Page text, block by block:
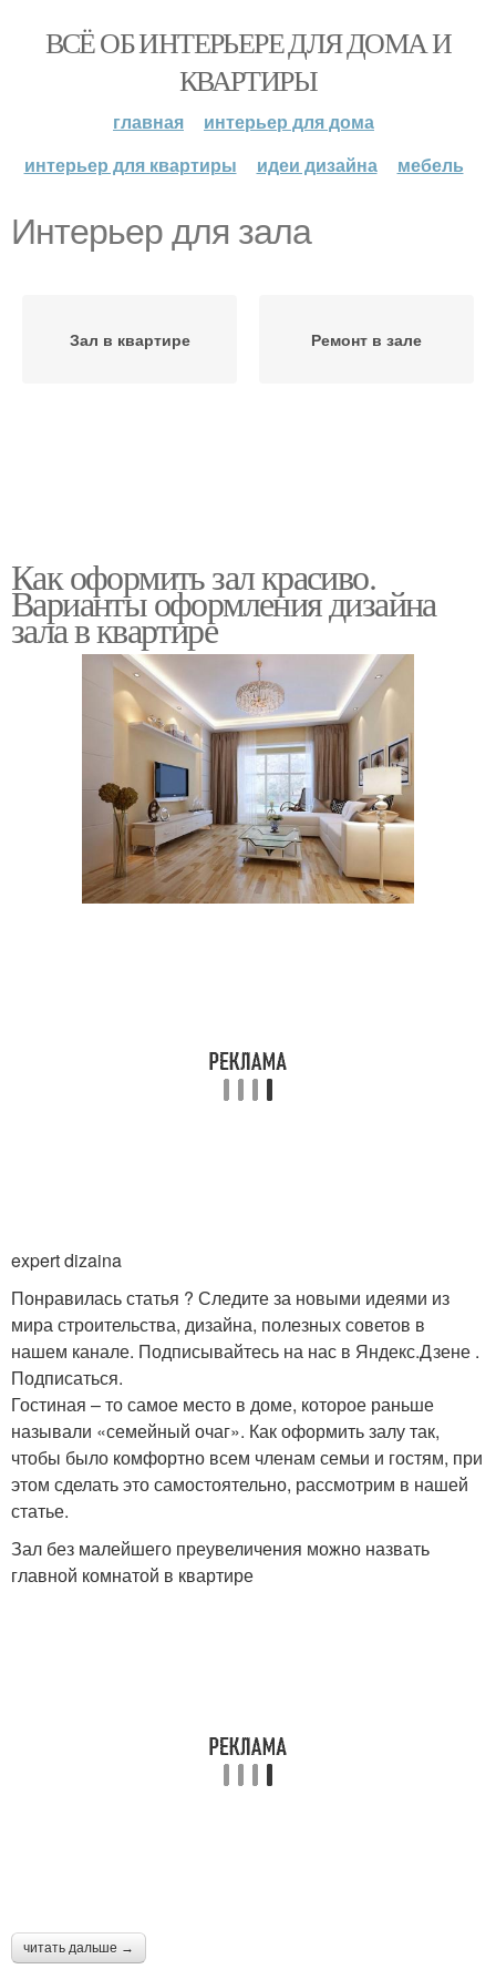
ВСЁ ОБ ИНТЕРЬЕРЕ ДЛЯ ДОМА И
КВАРТИРЫ
главная
интерьер для дома
интерьер для квартиры
идеи дизайна мебель
Интерьер для зала
Зал в квартире Ремонт в зале
Как оформить зал красиво.
Варианты оформления дизайна
зала в квартире
expert dizaina
Понравилась статья ? Следите за новыми идеями из
мира строительства, дизайна, полезных советов в
нашем канале. Подписывайтесь на нас в Яндекс.Дзене .
Подписаться.
Гостиная – то самое место в доме, которое раньше
называли «семейный очаг». Как оформить залу так,
чтобы было комфортно всем членам семьи и гостям, при
этом сделать это самостоятельно, рассмотрим в нашей
статье.
Зал без малейшего преувеличения можно назвать
главной комнатой в квартире
читать дальше →